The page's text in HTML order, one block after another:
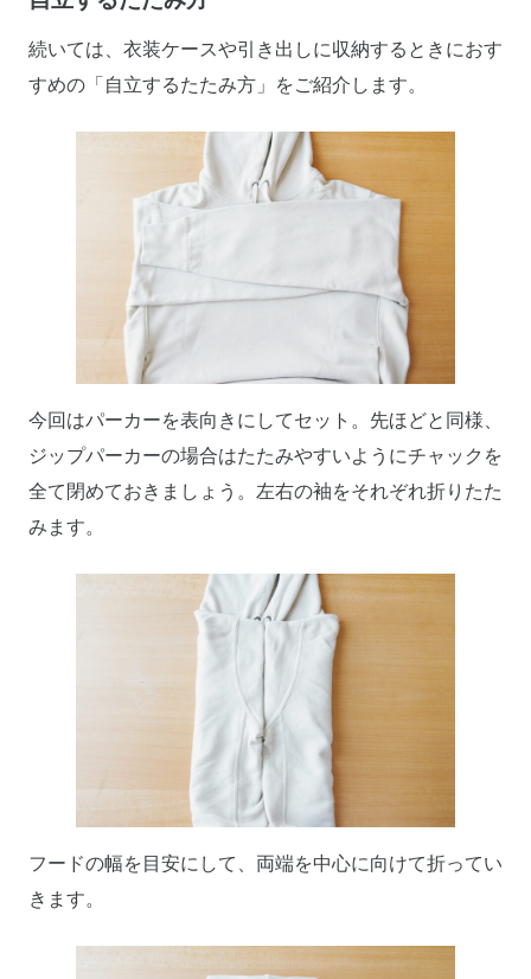
続いては、衣装ケースや引き出しに収納するときにおす
すめの「自立するたたみ方」をご紹介します。
今回はパーカーを表向きにしてセット。先ほどと同様、
ジップパーカーの場合はたたみやすいようにチャックを
全て閉めておきましょう。左右の袖をそれぞれ折りたた
みます。
フードの幅を目安にして、両端を中心に向けて折ってい
きます。